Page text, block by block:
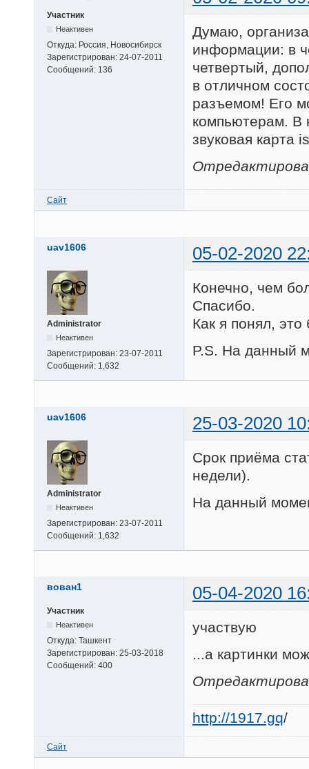
Участник
Неактивен
Откуда: Россия, Новосибирск
Зарегистрирован: 24-07-2011
Сообщений: 136
Думаю,
информации: в
четвертый,
в отличном
разъемом! Его
компьютерам. В
звуковая карта
Сайт
uav1606 05-02-2020
Administrator
Неактивен
Зарегистрирован: 23-07-2011
Сообщений: 1,632
Конечно, чем
Спасибо.
Как я понял,
P.S. На данный
uav1606 25-03-2020
Administrator
Неактивен
Зарегистрирован: 23-07-2011
Сообщений: 1,632
Срок приёма
недели).
На данный
вован1 05-04-2020
Участник
Неактивен
Откуда: Ташкент
Зарегистрирован: 25-03-2018
Сообщений: 400
участвую
...а картинки
http://1917.gq/
Сайт